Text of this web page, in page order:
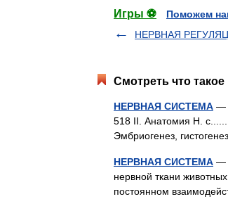
Игры ⚽
Поможем
НЕРВНАЯ
Смотреть что
НЕРВНАЯ СИСТЕМА —
518 II. Анатомия Н.
Эмбриогенез,
НЕРВНАЯ СИСТЕМА —
нервной ткани
постоянном